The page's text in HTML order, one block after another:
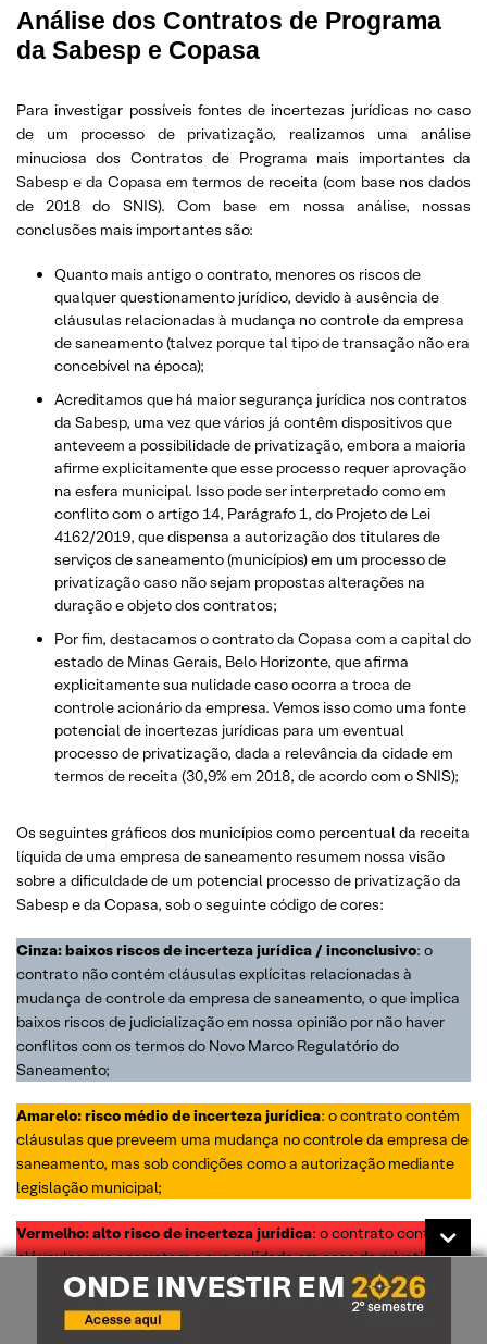
Análise dos Contratos de Programa
da Sabesp e Copasa
Para investigar possíveis fontes de incertezas jurídicas no caso
de um processo de privatização, realizamos uma análise
minuciosa dos Contratos de Programa mais importantes da
Sabesp e da Copasa em termos de receita (com base nos dados
de 2018 do SNIS). Com base em nossa análise, nossas
conclusões mais importantes são:
Quanto mais antigo o contrato, menores os riscos de
qualquer questionamento jurídico, devido à ausência de
cláusulas relacionadas à mudança no controle da empresa
de saneamento (talvez porque tal tipo de transação não era
concebível na época);
Acreditamos que há maior segurança jurídica nos contratos
da Sabesp, uma vez que vários já contêm dispositivos que
anteveem a possibilidade de privatização, embora a maioria
afirme explicitamente que esse processo requer aprovação
na esfera municipal. Isso pode ser interpretado como em
conflito com o artigo 14, Parágrafo 1, do Projeto de Lei
4162/2019, que dispensa a autorização dos titulares de
serviços de saneamento (municípios) em um processo de
privatização caso não sejam propostas alterações na
duração e objeto dos contratos;
Por fim, destacamos o contrato da Copasa com a capital do
estado de Minas Gerais, Belo Horizonte, que afirma
explicitamente sua nulidade caso ocorra a troca de
controle acionário da empresa. Vemos isso como uma fonte
potencial de incertezas jurídicas para um eventual
processo de privatização, dada a relevância da cidade em
termos de receita (30,9% em 2018, de acordo com o SNIS);
Os seguintes gráficos dos municípios como percentual da receita
líquida de uma empresa de saneamento resumem nossa visão
sobre a dificuldade de um potencial processo de privatização da
Sabesp e da Copasa, sob o seguinte código de cores:
Cinza: baixos riscos de incerteza jurídica / inconclusivo: o
contrato não contém cláusulas explícitas relacionadas à
mudança de controle da empresa de saneamento, o que implica
baixos riscos de judicialização em nossa opinião por não haver
conflitos com os termos do Novo Marco Regulatório do
Saneamento;
Amarelo: risco médio de incerteza jurídica: o contrato contém
cláusulas que preveem uma mudança no controle da empresa de
saneamento, mas sob condições como a autorização mediante
legislação municipal;
Vermelho: alto risco de incerteza jurídica: o contrato contém
cláusulas que acarretam a sua nulidade em caso de privatização
da empresa estatal de saneamento, que acreditamos implicar
maior incerteza jurídica em tais processos.